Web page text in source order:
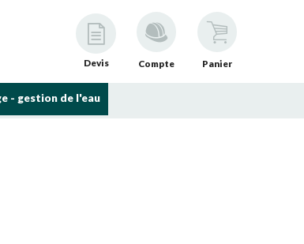
Devis Compte Panier
- gestion de l'eau